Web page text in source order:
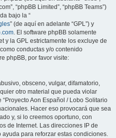
“phpBB Limited”, “phpBB Teams”)
bajo la “
” (de aquí en adelante “GPL”) y
. El software phpBB solamente
y la GPL estrictamente los excluye de
conductas y/o contenido
phpBB, por favor visite:
obsceno, vulgar, difamatorio,
otro material que pueda violar
Aon Español / Lobo Solitario
Hacer eso provocará que sea
y, si lo creemos oportuno, con
de Internet. Las direcciones IP de
para reforzar estas condiciones.